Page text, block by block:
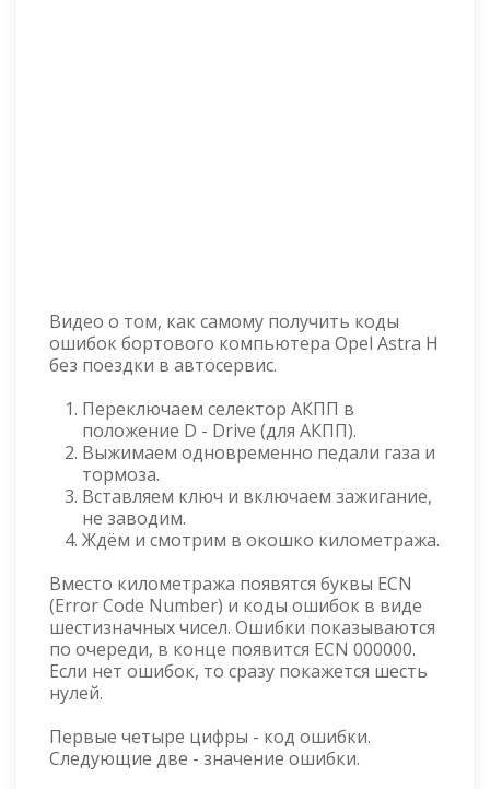
Видео о том, как самому получить коды
ошибок бортового компьютера Opel Astra H
без поездки в автосервис.
Переключаем селектор АКПП в
положение D - Drive (для АКПП).
Выжимаем одновременно педали газа и
тормоза.
Вставляем ключ и включаем зажигание,
не заводим.
Ждём и смотрим в окошко километража.
Вместо километража появятся буквы ECN
(Error Code Number) и коды ошибок в виде
шестизначных чисел. Ошибки показываются
по очереди, в конце появится ECN 000000.
Если нет ошибок, то сразу покажется шесть
нулей.
Первые четыре цифры - код ошибки.
Следующие две - значение ошибки.